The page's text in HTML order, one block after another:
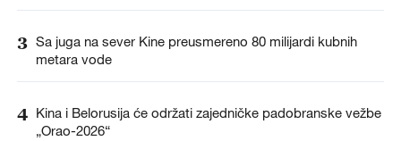
3 Sa juga na sever Kine preusmereno 80 milijardi kubnih
metara vode
4 Kina i Belorusija će održati zajedničke padobranske vežbe
„Orao-2026“